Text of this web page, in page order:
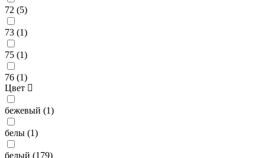
72 (5)
73 (1)
75 (1)
76 (1)
Цвет
бежевый (1)
белы (1)
белый (179)